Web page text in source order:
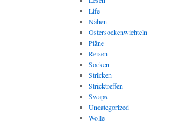
Life
Nähen
Ostersockenwichteln
Pläne
Reisen
Socken
Stricken
Stricktreffen
Swaps
Uncategorized
Wolle